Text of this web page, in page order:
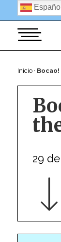
contenido
Inicio · Bocao!
29
Español